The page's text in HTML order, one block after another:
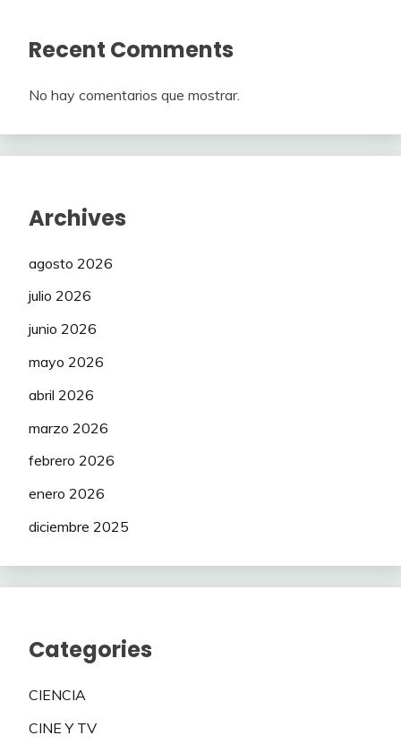
Recent Comments
No hay comentarios que mostrar.
Archives
agosto 2026
julio 2026
junio 2026
mayo 2026
abril 2026
marzo 2026
febrero 2026
enero 2026
diciembre 2025
Categories
CIENCIA
CINE Y TV